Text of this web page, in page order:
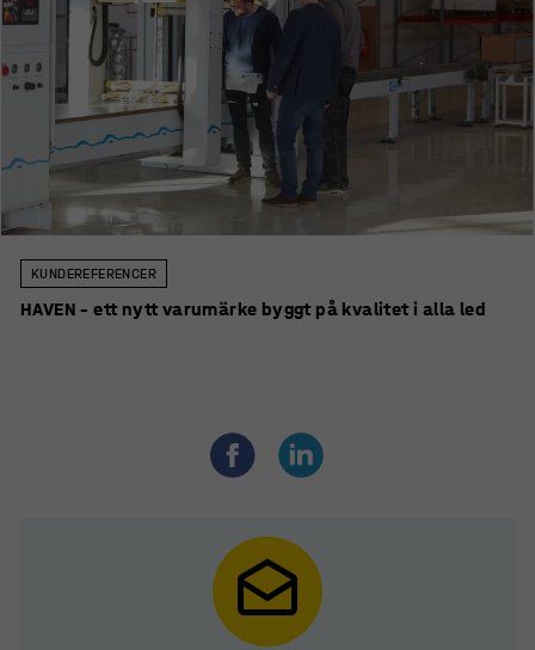
KUNDEREFERENCER
HAVEN – ett nytt varumärke byggt på kvalitet i alla led